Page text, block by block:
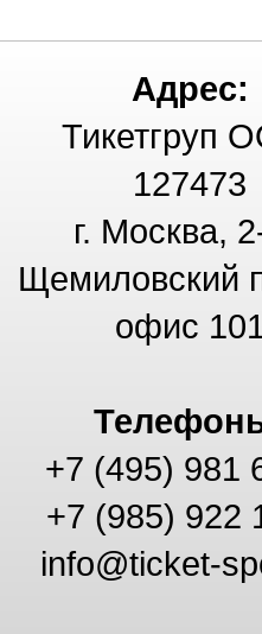
Адрес:
Тикетгруп
127473
г. Москва,
Щемиловский
офис
+7 (495) 981
+7 (985) 922
info@ticket-